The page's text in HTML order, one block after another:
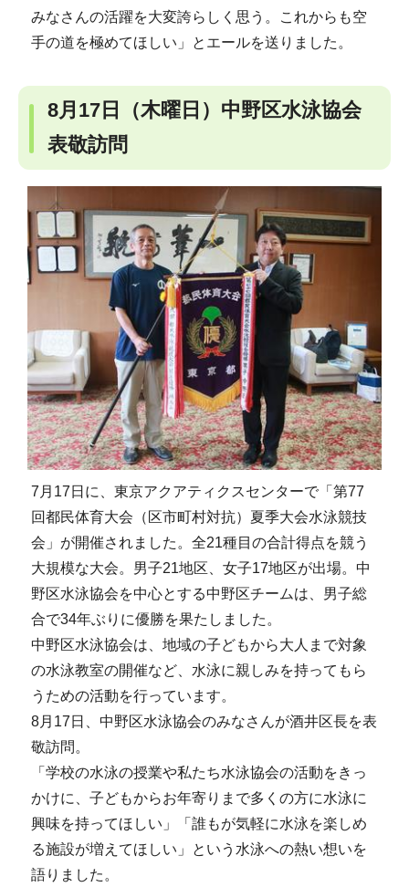
みなさんの活躍を大変誇らしく思う。これからも空
手の道を極めてほしい」とエールを送りました。
8月17日（木曜日）中野区水泳協会
表敬訪問
7月17日に、東京アクアティクスセンターで「第77
回都民体育大会（区市町村対抗）夏季大会水泳競技
会」が開催されました。全21種目の合計得点を競う
大規模な大会。男子21地区、女子17地区が出場。中
野区水泳協会を中心とする中野区チームは、男子総
合で34年ぶりに優勝を果たしました。
中野区水泳協会は、地域の子どもから大人まで対象
の水泳教室の開催など、水泳に親しみを持ってもら
うための活動を行っています。
8月17日、中野区水泳協会のみなさんが酒井区長を表
敬訪問。
「学校の水泳の授業や私たち水泳協会の活動をきっ
かけに、子どもからお年寄りまで多くの方に水泳に
興味を持ってほしい」「誰もが気軽に水泳を楽しめ
る施設が増えてほしい」という水泳への熱い想いを
語りました。